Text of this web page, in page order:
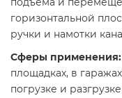
горизонтальной
ручки и намотки
Сферы применения:
площадках, в
погрузке и